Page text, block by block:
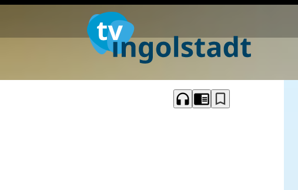
headphones chrome_reader_mode bookmark_border